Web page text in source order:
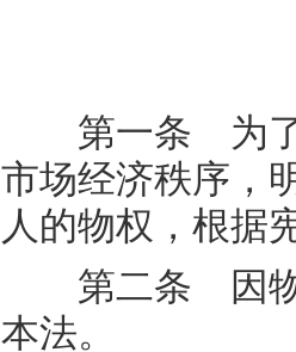
第一条 为了
市场经济秩序，
人的物权，根据
第二条 因物
本法。